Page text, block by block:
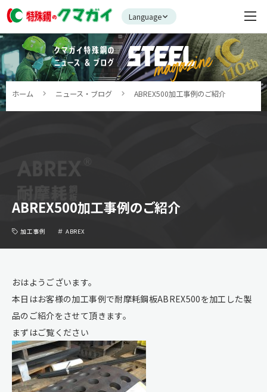
Language
ホーム ニュース・ブログ ABREX500加工事例のご紹介
ABREX500加工事例のご紹介
加工事例 ABREX
おはようございます。
本日はお客様の加工事例で耐摩耗鋼板ABREX500を加工した製
品のご紹介をさせて頂きます。
まずはご覧ください